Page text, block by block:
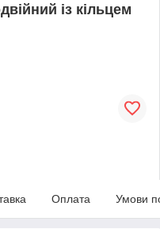
із кільцем
Оплата Умови